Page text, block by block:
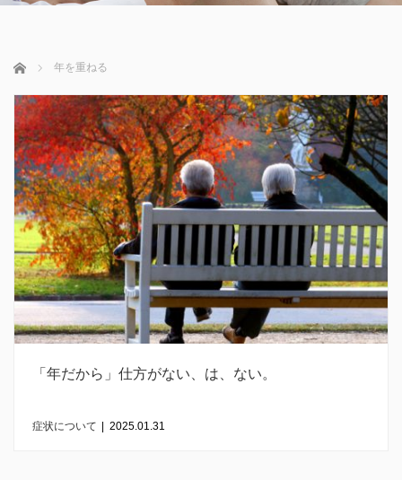
ホーム 年を重ねる
「年だから」仕方がない、は、ない。
症状について | 2025.01.31